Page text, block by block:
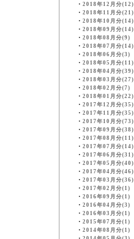
・ 2018年12月分(12)
・ 2018年11月分(21)
・ 2018年10月分(14)
・ 2018年09月分(14)
・ 2018年08月分(9)
・ 2018年07月分(14)
・ 2018年06月分(3)
・ 2018年05月分(11)
・ 2018年04月分(39)
・ 2018年03月分(27)
・ 2018年02月分(7)
・ 2018年01月分(22)
・ 2017年12月分(35)
・ 2017年11月分(35)
・ 2017年10月分(73)
・ 2017年09月分(38)
・ 2017年08月分(11)
・ 2017年07月分(14)
・ 2017年06月分(31)
・ 2017年05月分(40)
・ 2017年04月分(46)
・ 2017年03月分(36)
・ 2017年02月分(1)
・ 2016年09月分(1)
・ 2016年04月分(3)
・ 2016年03月分(1)
・ 2015年07月分(1)
・ 2014年08月分(1)